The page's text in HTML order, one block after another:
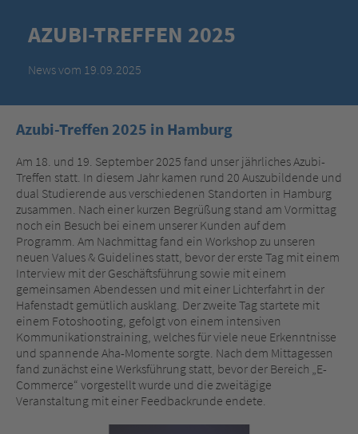
AZUBI-TREFFEN 2025
News vom 19.09.2025
Azubi-Treffen 2025 in Hamburg
Am 18. und 19. September 2025 fand unser jährliches Azubi-
Treffen statt. In diesem Jahr kamen rund 20 Auszubildende und
dual Studierende aus verschiedenen Standorten in Hamburg
zusammen. Nach einer kurzen Begrüßung stand am Vormittag
noch ein Besuch bei einem unserer Kunden auf dem
Programm. Am Nachmittag fand ein Workshop zu unseren
neuen Values & Guidelines statt, bevor der erste Tag mit einem
Interview mit der Geschäftsführung sowie mit einem
gemeinsamen Abendessen und mit einer Lichterfahrt in der
Hafenstadt gemütlich ausklang. Der zweite Tag startete mit
einem Fotoshooting, gefolgt von einem intensiven
Kommunikationstraining, welches für viele neue Erkenntnisse
und spannende Aha-Momente sorgte. Nach dem Mittagessen
fand zunächst eine Werksführung statt, bevor der Bereich „E-
Commerce“ vorgestellt wurde und die zweitägige
Veranstaltung mit einer Feedbackrunde endete.